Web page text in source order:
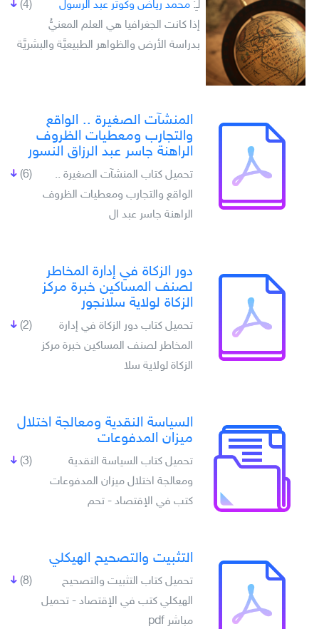
(4) لـِ: محمد رياض وكوثر عبد الرسول
إذا كانت الجغرافيا هي العلم المعنيُّ
بدراسة الأرض والظواهر الطبيعيَّة والبشريَّة
المنشآت الصغيرة .. الواقع
والتجارب ومعطيات الظروف
الراهنة جاسر عبد الرزاق النسور
(6)
تحميل كتاب المنشآت الصغيرة ..
الواقع والتجارب ومعطيات الظروف
الراهنة جاسر عبد ال
دور الزكاة في إدارة المخاطر
لصنف المساكين خبرة مركز
الزكاة لولاية سلانجور
(2)
تحميل كتاب دور الزكاة في إدارة
المخاطر لصنف المساكين خبرة مركز
الزكاة لولاية سلا
السياسة النقدية ومعالجة اختلال
ميزان المدفوعات
(3)
تحميل كتاب السياسة النقدية
ومعالجة اختلال ميزان المدفوعات
كتب في الإقتصاد - تحم
التثبيت والتصحيح الهيكلي
(8)
تحميل كتاب التثبيت والتصحيح
الهيكلي كتب في الإقتصاد - تحميل
مباشر pdf